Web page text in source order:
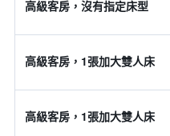
高級客房，沒有指定床型
高級客房，1張加大雙人床
高級客房，1張加大雙人床